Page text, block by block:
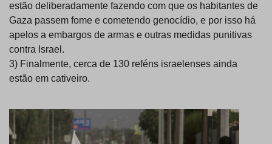
estão deliberadamente fazendo com que os habitantes de
Gaza passem fome e cometendo genocídio, e por isso há
apelos a embargos de armas e outras medidas punitivas
contra Israel.
3) Finalmente, cerca de 130 reféns israelenses ainda
estão em cativeiro.